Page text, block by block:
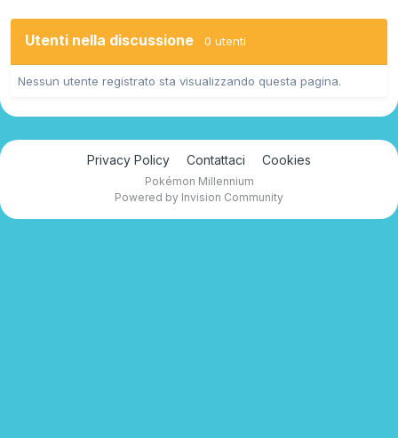
Utenti nella discussione 0 utenti
Nessun utente registrato sta visualizzando questa pagina.
Privacy Policy Contattaci Cookies
Pokémon Millennium
Powered by Invision Community